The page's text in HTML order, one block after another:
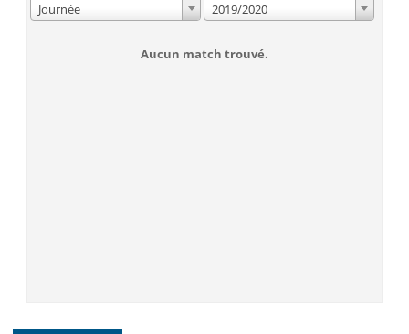
Journée 2019/2020
Aucun match trouvé.